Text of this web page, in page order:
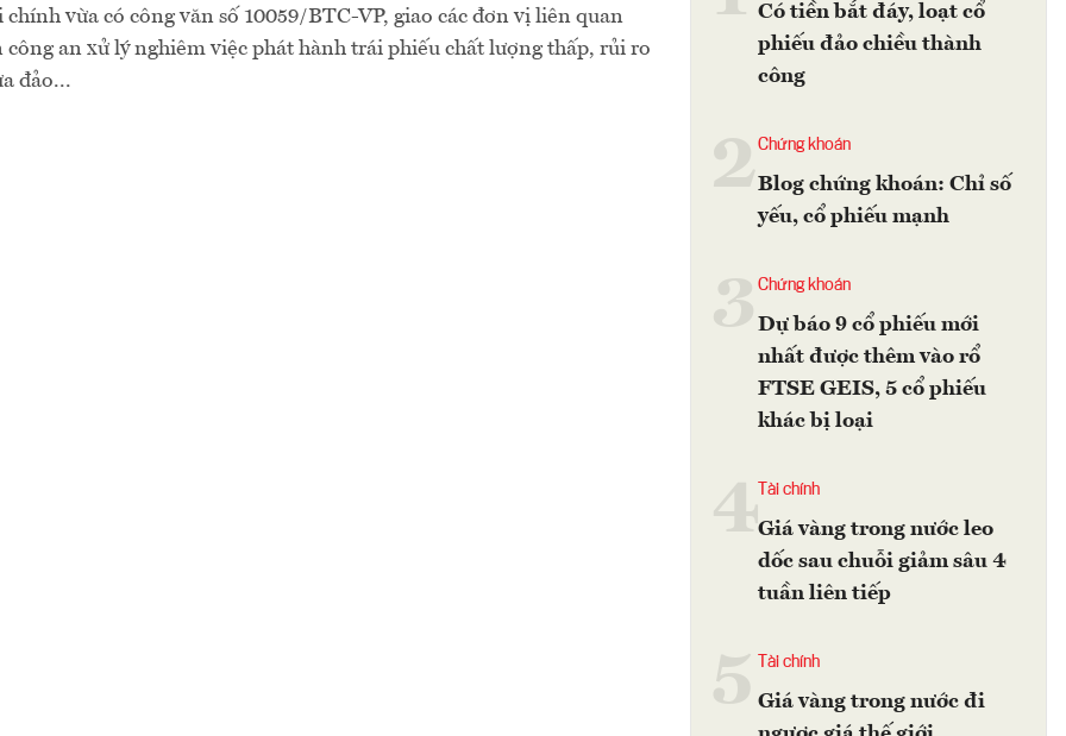
vừa có công văn số 10059/BTC-VP, giao các đơn vị liên quan
công an xử lý nghiêm việc phát hành trái phiếu chất lượng thấp, rủi ro
đảo...
Có tiền bắt đáy, loạt cổ
phiếu đảo chiều thành
công
2Chứng khoán
Blog chứng khoán: Chỉ số
yếu, cổ phiếu mạnh
Chứng khoán
Dự báo 9 cổ phiếu mới
nhất được thêm vào rổ
FTSE GEIS, 5 cổ phiếu
khác bị loại
4 Tài chính
Giá vàng trong nước leo
dốc sau chuỗi giảm sâu 4
tuần liên tiếp
Tài chính
Giá vàng trong nước đi